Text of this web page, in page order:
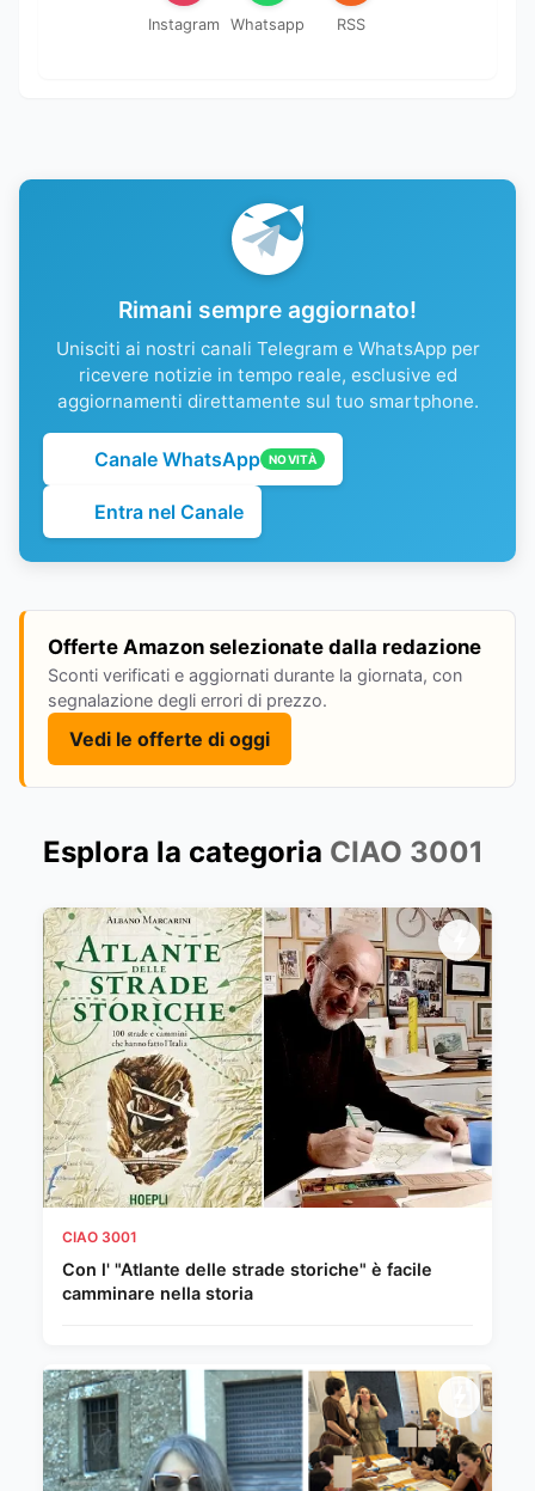
Instagram Whatsapp RSS
Rimani sempre aggiornato!
Unisciti ai nostri canali Telegram e WhatsApp per
ricevere notizie in tempo reale, esclusive ed
aggiornamenti direttamente sul tuo smartphone.
Canale WhatsApp NOVITÀ
Entra nel Canale
Offerte Amazon selezionate dalla redazione
Sconti verificati e aggiornati durante la giornata, con
segnalazione degli errori di prezzo.
Vedi le offerte di oggi
Esplora la categoria CIAO 3001
CIAO 3001
Con l' "Atlante delle strade storiche" è facile
camminare nella storia